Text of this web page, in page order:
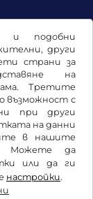
и подобни
други
страни за
на
Третите
възможност с
при други
на данни
в нашите
Можете да
или да ги
настройки.